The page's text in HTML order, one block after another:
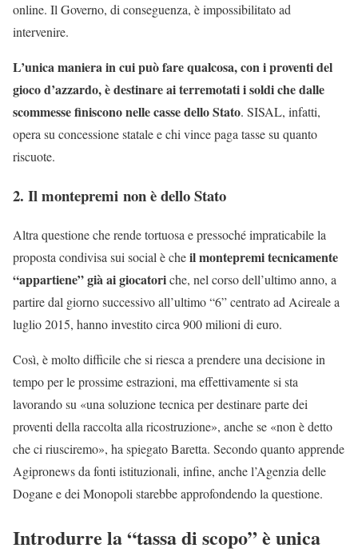
online. Il Governo, di conseguenza, è impossibilitato ad
intervenire.
L’unica maniera in cui può fare qualcosa, con i proventi del
gioco d’azzardo, è destinare ai terremotati i soldi che dalle
scommesse finiscono nelle casse dello Stato. SISAL, infatti,
opera su concessione statale e chi vince paga tasse su quanto
riscuote.
2. Il montepremi non è dello Stato
Altra questione che rende tortuosa e pressoché impraticabile la
proposta condivisa sui social è cheil montepremi tecnicamente
“appartiene” già ai giocatoriche, nel corso dell’ultimo anno, a
partire dal giorno successivo all’ultimo “6” centrato ad Acireale a
luglio 2015, hanno investito circa 900 milioni di euro.
Così, è molto difficile che si riesca a prendere una decisione in
tempo per le prossime estrazioni, ma effettivamente si sta
lavorando su «una soluzione tecnica per destinare parte dei
proventi della raccolta alla ricostruzione», anche se «non è detto
che ci riusciremo», ha spiegato Baretta. Secondo quanto apprende
Agipronews da fonti istituzionali, infine, anche l’Agenzia delle
Dogane e dei Monopoli starebbe approfondendo la questione.
Introdurre la “tassa di scopo” è unica